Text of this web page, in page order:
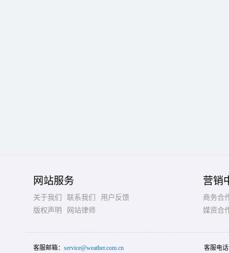
网站服务
关于我们 联系我们
用户反馈
版权声明
网站律师
营销
商务合
媒资合
客服邮箱： service@weather.com.cn 客服电